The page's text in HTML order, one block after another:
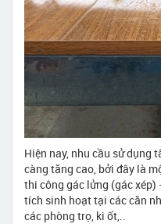
Hiện nay, nhu cầu sử dụng
càng tăng cao, bởi đây là
thi công gác lửng (gác
tích sinh hoạt tại các căn
các phòng trọ, ki ốt,..